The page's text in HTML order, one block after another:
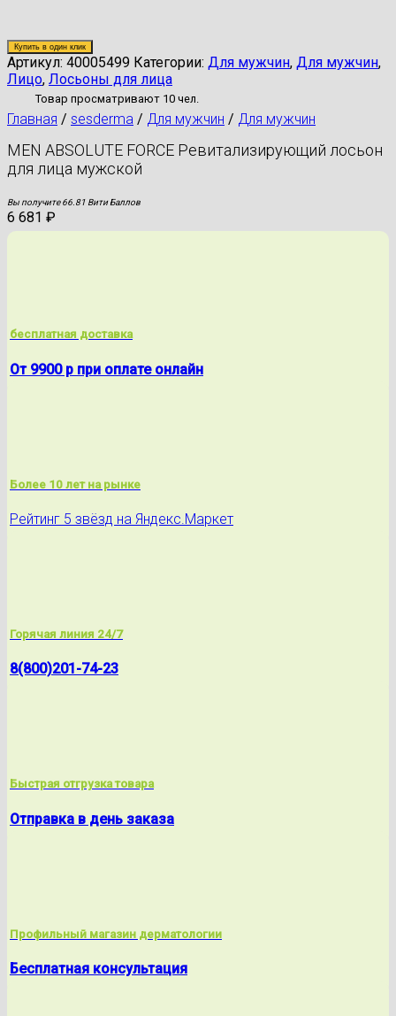
Купить в один клик
Артикул: 40005499 Категории: Для мужчин, Для мужчин,
Лицо, Лосьоны для лица
Товар просматривают 10 чел.
Главная / sesderma / Для мужчин / Для мужчин
MEN ABSOLUTE FORCE Ревитализирующий лосьон
для лица мужской
Вы получите 66.81 Вити Баллов
6 681 ₽
бесплатная доставка
От 9900 р при оплате онлайн
Более 10 лет на рынке
Рейтинг 5 звёзд на Яндекс.Маркет
Горячая линия 24/7
8(800)201-74-23
Быстрая отгрузка товара
Отправка в день заказа
Профильный магазин дерматологии
Бесплатная консультация